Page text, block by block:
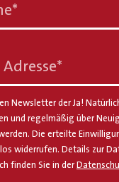
*
*
Newsletter der Ja!
und regelmäßig über
Die erteilte
widerrufen. Details zur
finden Sie in der